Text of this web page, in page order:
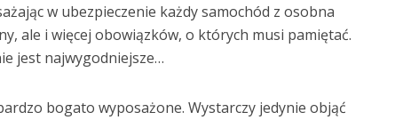
w ubezpieczenie każdy samochód z osobna
ale i więcej obowiązków, o których musi pamiętać.
jest najwygodniejsze…
bogato wyposażone. Wystarczy jedynie objąć